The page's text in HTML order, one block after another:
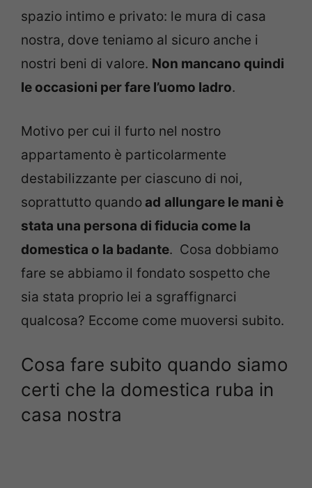
spazio intimo e privato: le mura di casa
nostra, dove teniamo al sicuro anche i
nostri beni di valore. Non mancano quindi
le occasioni per fare l’uomo ladro.
Motivo per cui il furto nel nostro
appartamento è particolarmente
destabilizzante per ciascuno di noi,
soprattutto quandoad allungare le mani è
stata una persona di fiducia come la
domestica o la badante. Cosa dobbiamo
fare se abbiamo il fondato sospetto che
sia stata proprio lei a sgraffignarci
qualcosa? Eccome come muoversi subito.
Cosa fare subito quando siamo
certi che la domestica ruba in
casa nostra